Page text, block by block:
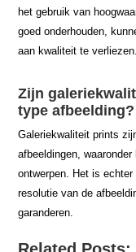
het gebruik van
goed onderhouden,
aan kwaliteit te verliezen.
Zijn
type afbeelding?
Galeriekwaliteit prints
afbeeldingen,
ontwerpen. Het is
resolutie van de
garanderen.